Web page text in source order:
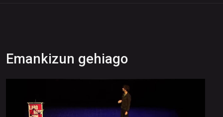
Emankizun gehiago